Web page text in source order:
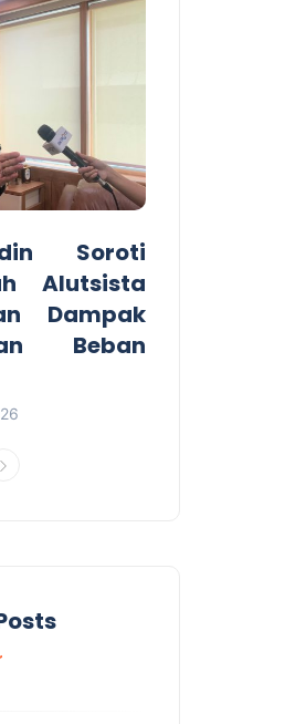
Soroti
Alutsista
Dampak
Beban